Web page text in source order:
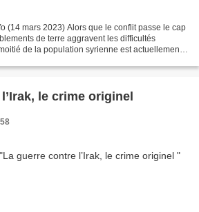
(14 mars 2023) Alors que le conflit passe le cap
de terre aggravent les difficultés
de la population syrienne est actuellement
le crime originel